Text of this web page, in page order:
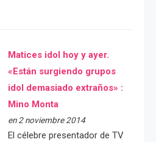
Matices idol hoy y ayer.
«Están surgiendo grupos
idol demasiado extraños» :
Mino Monta
en 2 noviembre 2014
El célebre presentador de TV